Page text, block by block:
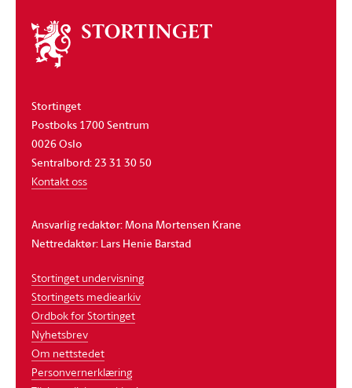
Om
stortinget
Stortinget
Postboks 1700 Sentrum
0026 Oslo
Sentralbord: 23 31 30 50
Kontakt oss
Ansvarlig redaktør: Mona Mortensen Krane
Nettredaktør: Lars Henie Barstad
Stortinget undervisning
Stortingets mediearkiv
Ordbok for Stortinget
Nyhetsbrev
Om nettstedet
Personvernerklæring